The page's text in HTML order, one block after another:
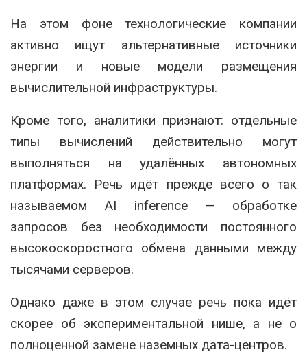
На этом фоне технологические компании
активно ищут альтернативные источники
энергии и новые модели размещения
вычислительной инфраструктуры.
Кроме того, аналитики признают: отдельные
типы вычислений действительно могут
выполняться на удалённых автономных
платформах. Речь идёт прежде всего о так
называемом AI inference — обработке
запросов без необходимости постоянного
высокоскоростного обмена данными между
тысячами серверов.
Однако даже в этом случае речь пока идёт
скорее об экспериментальной нише, а не о
полноценной замене наземных дата-центров.